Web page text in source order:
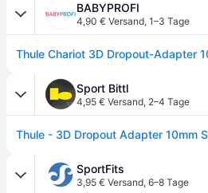
BABYPROFI
4,90 € Versand, 1–3 Tage
Thule Chariot 3D Dropout-Adapter
Sport Bittl
4,95 € Versand, 2–4 Tage
Thule - 3D Dropout Adapter 10mm
SportFits
3,95 € Versand, 6–8 Tage